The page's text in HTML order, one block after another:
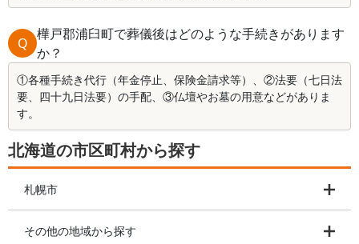
Q
樺戸郡浦臼町で葬儀後はどのような手続きがあります
か？
①各種手続き代行（年金停止、保険金請求等）、②法要（七日法
要、四十九日法要）の手配、③仏壇やお墓の用意などがありま
す。
北海道の市区町村から探す
札幌市
その他の地域から探す